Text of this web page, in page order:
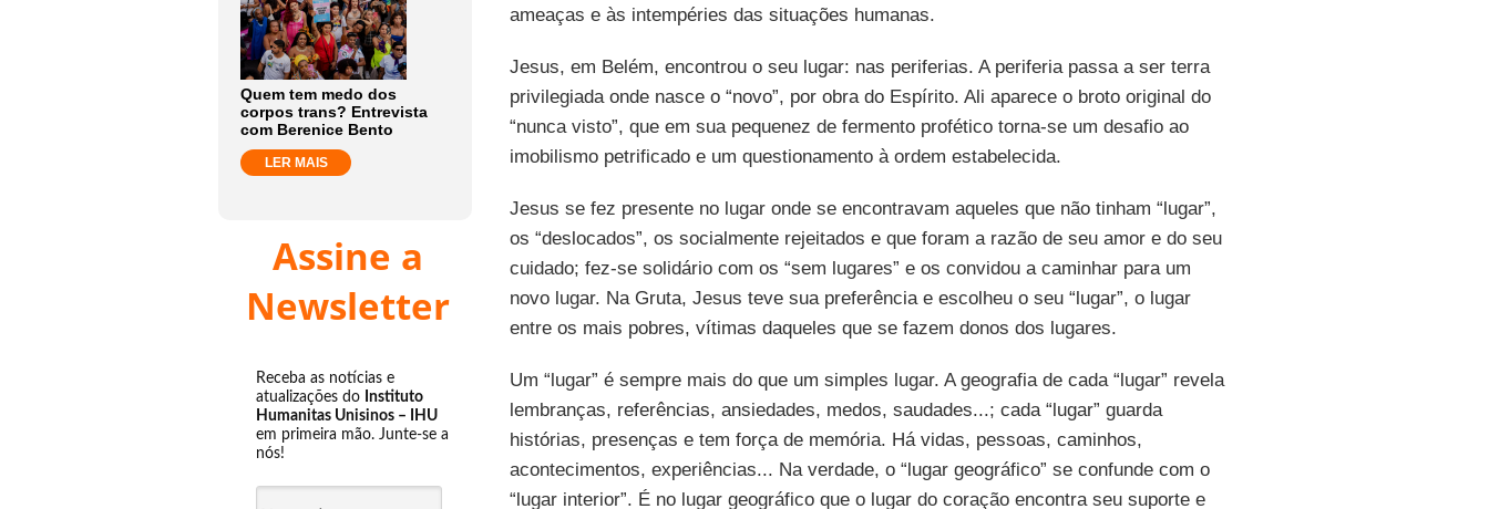
Quem tem medo dos
corpos trans? Entrevista
com Berenice Bento
LER MAIS
Assine a
Newsletter
Receba as notícias e
atualizações do Instituto
Humanitas Unisinos – IHU
em primeira mão. Junte-se a
nós!
ameaças e às intempéries das situações humanas.
Jesus, em Belém, encontrou o seu lugar: nas periferias. A periferia passa a ser terra
privilegiada onde nasce o “novo”, por obra do Espírito. Ali aparece o broto original do
“nunca visto”, que em sua pequenez de fermento profético torna-se um desafio ao
imobilismo petrificado e um questionamento à ordem estabelecida.
Jesus se fez presente no lugar onde se encontravam aqueles que não tinham “lugar”,
os “deslocados”, os socialmente rejeitados e que foram a razão de seu amor e do seu
cuidado; fez-se solidário com os “sem lugares” e os convidou a caminhar para um
novo lugar. Na Gruta, Jesus teve sua preferência e escolheu o seu “lugar”, o lugar
entre os mais pobres, vítimas daqueles que se fazem donos dos lugares.
Um “lugar” é sempre mais do que um simples lugar. A geografia de cada “lugar” revela
lembranças, referências, ansiedades, medos, saudades...; cada “lugar” guarda
histórias, presenças e tem força de memória. Há vidas, pessoas, caminhos,
acontecimentos, experiências... Na verdade, o “lugar geográfico” se confunde com o
“lugar interior”. É no lugar geográfico que o lugar do coração encontra seu suporte e